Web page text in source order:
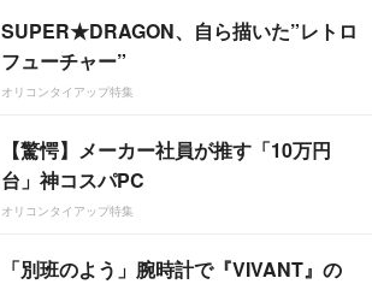
SUPER★DRAGON、自ら描いた”レトロ
フューチャー”
オリコンタイアップ特集
【驚愕】メーカー社員が推す「10万円
台」神コスパPC
オリコンタイアップ特集
「別班のよう」腕時計で『VIVANT』の